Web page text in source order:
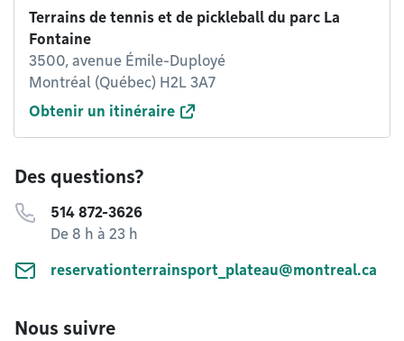
Terrains de tennis et de pickleball du parc La
Fontaine
3500, avenue Émile-Duployé
Montréal (Québec) H2L 3A7
Obtenir un itinéraire
Des questions?
514 872-3626
De 8 h à 23 h
reservationterrainsport_plateau@montreal.ca
Nous suivre